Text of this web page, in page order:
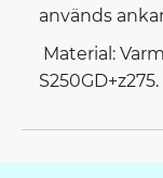
används
Material:
S250GD+z275.